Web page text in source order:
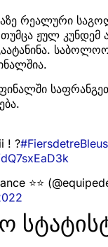
რეალური
ჟულ კუნდემ
! ?#FiersdetreBleus
⭐⭐